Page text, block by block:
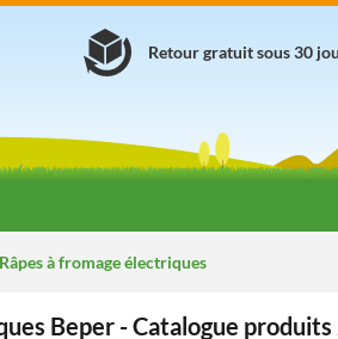
Retour gratuit sous 30
Râpes à fromage électriques
Beper - Catalogue